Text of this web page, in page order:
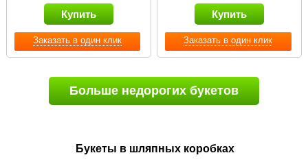
Заказать в один клик
Купить
Заказать в один клик
Купить
Больше недорогих букетов
Букеты в шляпных коробках